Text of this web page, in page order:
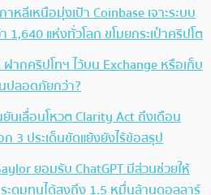
าหลีเหนือมุ่งเป้า Coinbase เจาะระบบ
1,640 แห่งทั่วโลก ขโมยกระเป๋าคริปโต
ากคริปโทฯ ไว้บน Exchange หรือเก็บ
ปลอดภัยกว่า?
นเลื่อนโหวต Clarity Act ถึงเดือน
3 ประเด็นขัดแย้งยังไร้ข้อสรุป
ยอมรับ ChatGPT มีส่วนช่วยให้
ะดมทุนได้สูงถึง 1.5 หมื่นล้านดอลลาร์